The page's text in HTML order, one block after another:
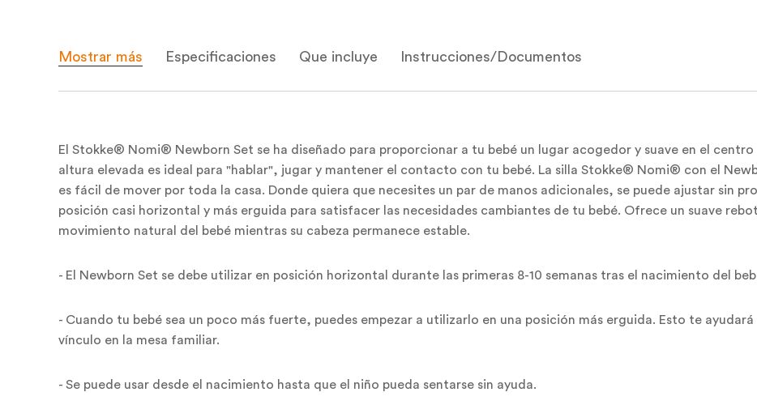
Mostrar más Especificaciones Que incluye Instrucciones/Documentos
El Stokke® Nomi® Newborn Set se ha diseñado para proporcionar a tu bebé un lugar acogedor y suave en el centro
altura elevada es ideal para "hablar", jugar y mantener el contacto con tu bebé. La silla Stokke® Nomi® con el
es fácil de mover por toda la casa. Donde quiera que necesites un par de manos adicionales, se puede ajustar sin
posición casi horizontal y más erguida para satisfacer las necesidades cambiantes de tu bebé. Ofrece un suave
movimiento natural del bebé mientras su cabeza permanece estable.
- El Newborn Set se debe utilizar en posición horizontal durante las primeras 8-10 semanas tras el nacimiento del
- Cuando tu bebé sea un poco más fuerte, puedes empezar a utilizarlo en una posición más erguida. Esto te
vínculo en la mesa familiar.
- Se puede usar desde el nacimiento hasta que el niño pueda sentarse sin ayuda.